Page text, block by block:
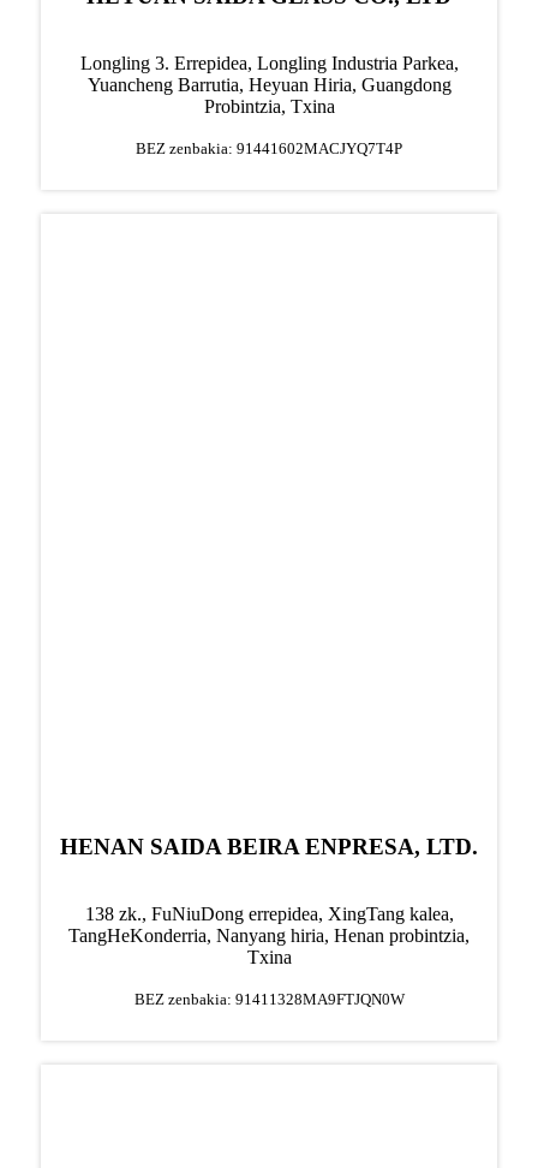
Longling 3. Errepidea, Longling Industria Parkea,
Yuancheng Barrutia, Heyuan Hiria, Guangdong
Probintzia, Txina
BEZ zenbakia: 91441602MACJYQ7T4P
HENAN SAIDA BEIRA ENPRESA, LTD.
138 zk., FuNiuDong errepidea, XingTang kalea,
TangHeKonderria, Nanyang hiria, Henan probintzia,
Txina
BEZ zenbakia: 91411328MA9FTJQN0W